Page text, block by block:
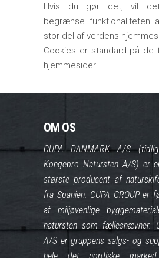
Hvis du gør det, vil det
begrænse funktionaliteten
stor del af verdens
Cookies er standard på de
hjemmesider.
OM OS
CUPA DANMARK A/S
Kongebro Natursten A/S) er
største producent af
fra Spanien. CUPA GROUP er
af miljøvenlige
natursten som fællesnævner.
A/S er gruppens salgs- og